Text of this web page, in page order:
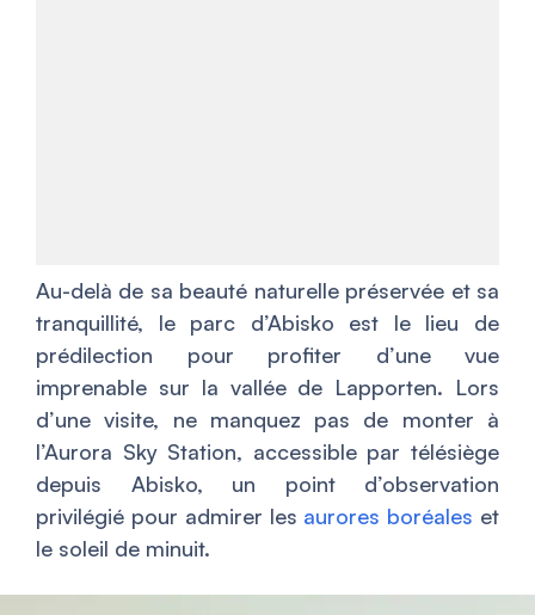
Au-delà de sa beauté naturelle préservée et sa
tranquillité, le parc d’Abisko est le lieu de
prédilection pour profiter d’une vue
imprenable sur la vallée de Lapporten. Lors
d’une visite, ne manquez pas de monter à
l’Aurora Sky Station, accessible par télésiège
depuis Abisko, un point d’observation
privilégié pour admirer les aurores boréales et
le soleil de minuit.